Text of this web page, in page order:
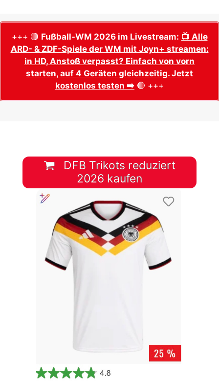
+++ 🔴 Fußball-WM 2026 im Livestream: 📺 Alle
ARD- & ZDF-Spiele der WM mit Joyn+ streamen:
in HD, Anstoß verpasst? Einfach von vorn
starten, auf 4 Geräten gleichzeitig. Jetzt
kostenlos testen ➡️ 🔴 +++
DFB Trikots reduziert
2026 kaufen